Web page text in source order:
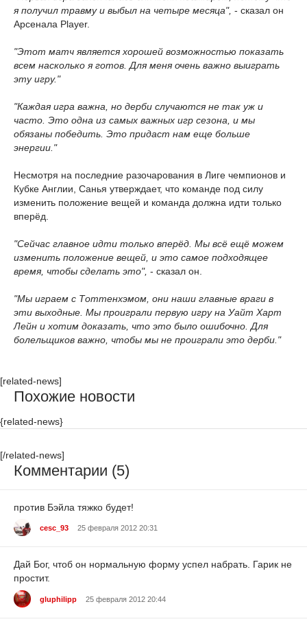
я получил травму и выбыл на четыре месяца", - сказал он
Арсенала Player.
"Этот матч является хорошей возможностью показать
всем насколько я готов. Для меня очень важно выиграть
эту игру."
"Каждая игра важна, но дерби случаются не так уж и
часто. Это одна из самых важных игр сезона, и мы
обязаны победить. Это придаст нам еще больше
энергии."
Несмотря на последние разочарования в Лиге чемпионов и
Кубке Англии, Санья утверждает, что команде под силу
изменить положение вещей и команда должна идти только
вперёд.
"Сейчас главное идти только вперёд. Мы всё ещё можем
изменить положение вещей, и это самое подходящее
время, чтобы сделать это", - сказал он.
"Мы играем с Тоттенхэмом, они наши главные враги в
эти выходные. Мы проиграли первую игру на Уайт Харт
Лейн и хотим доказать, что это было ошибочно. Для
болельщиков важно, чтобы мы не проиграли это дерби."
[related-news]
Похожие новости
{related-news}
[/related-news]
Комментарии (5)
против Бэйла тяжко будет!
cesc_93 25 февраля 2012 20:31
Дай Бог, чтоб он нормальную форму успел набрать. Гарик не
простит.
gluphilipp 25 февраля 2012 20:44